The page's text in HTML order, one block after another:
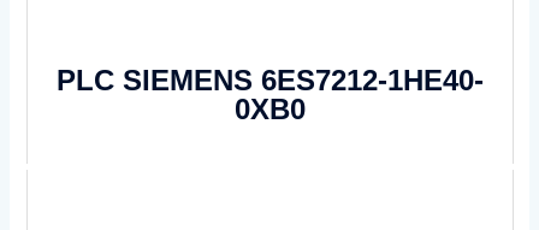
PLC SIEMENS 6ES7212-1HE40-
0XB0